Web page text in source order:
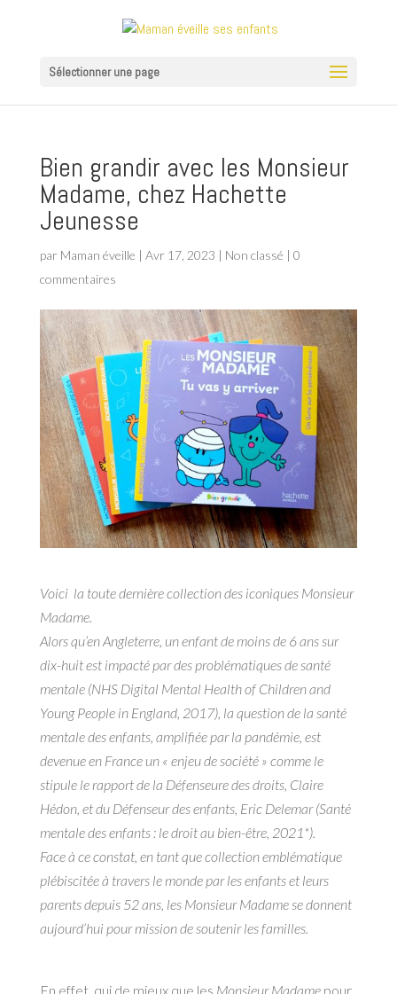
Sélectionner une page
Bien grandir avec les Monsieur
Madame, chez Hachette
Jeunesse
par Maman éveille | Avr 17, 2023 | Non classé | 0
commentaires
Voici la toute dernière collectiondes iconiques Monsieur
Madame.
Alors qu’en Angleterre, un enfant de moins de 6 ans sur
dix-huit est impacté par des problématiquesde santé
mentale (NHS Digital Mental Health of Children and
Young People in England, 2017), la question de la santé
mentale des enfants, amplifiée par la pandémie, est
devenue en France un « enjeu de société » comme le
stipule le rapport de la Défenseure des droits, Claire
Hédon, et du Défenseur des enfants, Eric Delemar (Santé
mentale des enfants : le droit au bien-être, 2021*).
Face à ce constat, en tant que collection emblématique
plébiscitée à travers le monde par les enfantset leurs
parents depuis 52 ans, les Monsieur Madame se donnent
aujourd’hui pour mission de soutenirles familles.
En effet, qui de mieux que les Monsieur Madamepour